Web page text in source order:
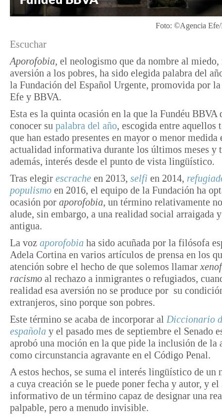
Foto: ©Agencia
Escuchar
Aporofobia, el neologismo que da nombre al miedo,
aversión a los pobres, ha sido elegida palabra del
la Fundación del Español Urgente, promovida por
Efe y BBVA.
Esta es la quinta ocasión en la que la Fundéu BBVA
conocer su palabra del año, escogida entre aquellos
que han estado presentes en mayor o menor medida
actualidad informativa durante los últimos meses y
además, interés desde el punto de vista lingüístico.
Tras elegir escrache en 2013, selfi en 2014,
populismo en 2016, el equipo de la Fundación ha
ocasión por aporofobia, un término relativamente
alude, sin embargo, a una realidad social arraigada
antigua.
La voz aporofobia ha sido acuñada por la filósofa
Adela Cortina en varios artículos de prensa en los
atención sobre el hecho de que solemos llamar
racismo al rechazo a inmigrantes o refugiados,
realidad esa aversión no se produce por su
extranjeros, sino porque son pobres.
Este término se acaba de incorporar al Diccionario
española y el pasado mes de septiembre el Senado
aprobó una moción en la que pide la inclusión de la
como circunstancia agravante en el Código Penal.
A estos hechos, se suma el interés lingüístico de un
a cuya creación se le puede poner fecha y autor, y el
informativo de un término capaz de designar una
palpable, pero a menudo invisible.